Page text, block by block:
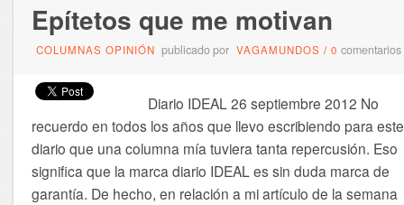
Epítetos que me motivan
COLUMNAS OPINIÓN publicado por VAGAMUNDOS / 0 comentarios
Diario IDEAL 26 septiembre 2012 No
recuerdo en todos los años que llevo escribiendo para este
diario que una columna mía tuviera tanta repercusión. Eso
significa que la marca diario IDEAL es sin duda marca de
garantía. De hecho, en relación a mi artículo de la semana